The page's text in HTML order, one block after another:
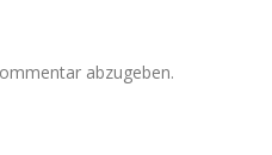
abzugeben.